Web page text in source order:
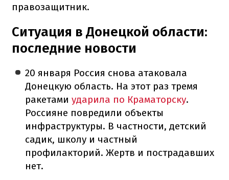
правозащитник.
Ситуация в Донецкой области:
последние новости
20 января Россия снова атаковала
Донецкую область. На этот раз тремя
ракетами ударила по Краматорску.
Россияне повредили объекты
инфраструктуры. В частности, детский
садик, школу и частный
профилакторий. Жертв и пострадавших
нет.